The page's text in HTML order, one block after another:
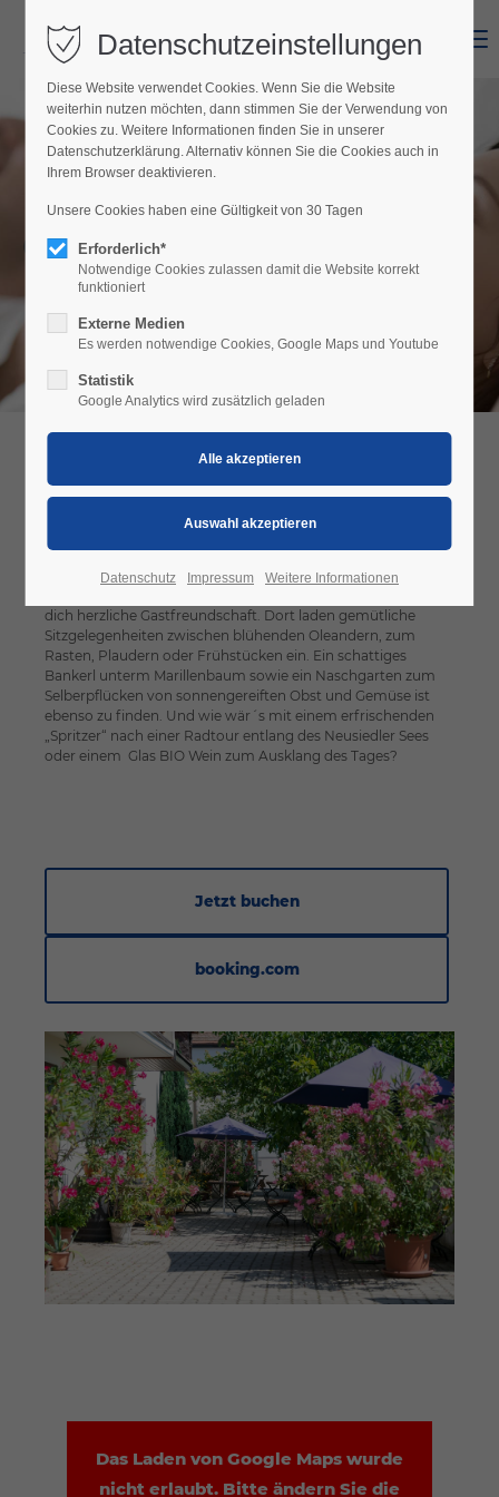
Menu
Gästehaus Elfriede
GÄSTEHAUS ELFRIEDE
einfach daheim - einfach wohlfühlen - einfach
genießen
dich herzliche Gastfreundschaft. Dort laden gemütliche
Sitzgelegenheiten zwischen blühenden Oleandern, zum
Rasten, Plaudern oder Frühstücken ein. Ein schattiges
Bankerl unterm Marillenbaum sowie ein Naschgarten zum
Selberpflücken von sonnengereiften Obst und Gemüse ist
ebenso zu finden. Und wie wär´s mit einem erfrischenden
„Spritzer“ nach einer Radtour entlang des Neusiedler Sees
oder einem Glas BIO Wein zum Ausklang des Tages?
Jetzt buchen
booking.com
Das Laden von Google Maps wurde
nicht erlaubt. Bitte ändern Sie die
Datenschutzeinstellungen
Diese Website verwendet Cookies. Wenn Sie die Website
weiterhin nutzen möchten, dann stimmen Sie der Verwendung von
Cookies zu. Weitere Informationen finden Sie in unserer
Datenschutzerklärung. Alternativ können Sie die Cookies auch in
Ihrem Browser deaktivieren.
Unsere Cookies haben eine Gültigkeit von 30 Tagen
Erforderlich*
Notwendige Cookies zulassen damit die Website korrekt
funktioniert
Externe Medien
Es werden notwendige Cookies, Google Maps und Youtube
Statistik
Google Analytics wird zusätzlich geladen
Datenschutz Impressum Weitere Informationen